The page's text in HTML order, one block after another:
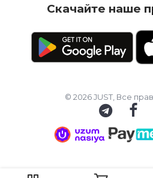
Скачайте наше
© 2026 JUST, Все